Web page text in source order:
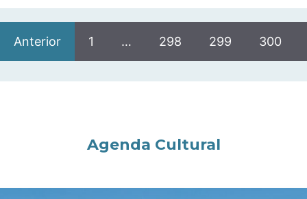
Anterior 1 … 298 299 300
Agenda Cultural